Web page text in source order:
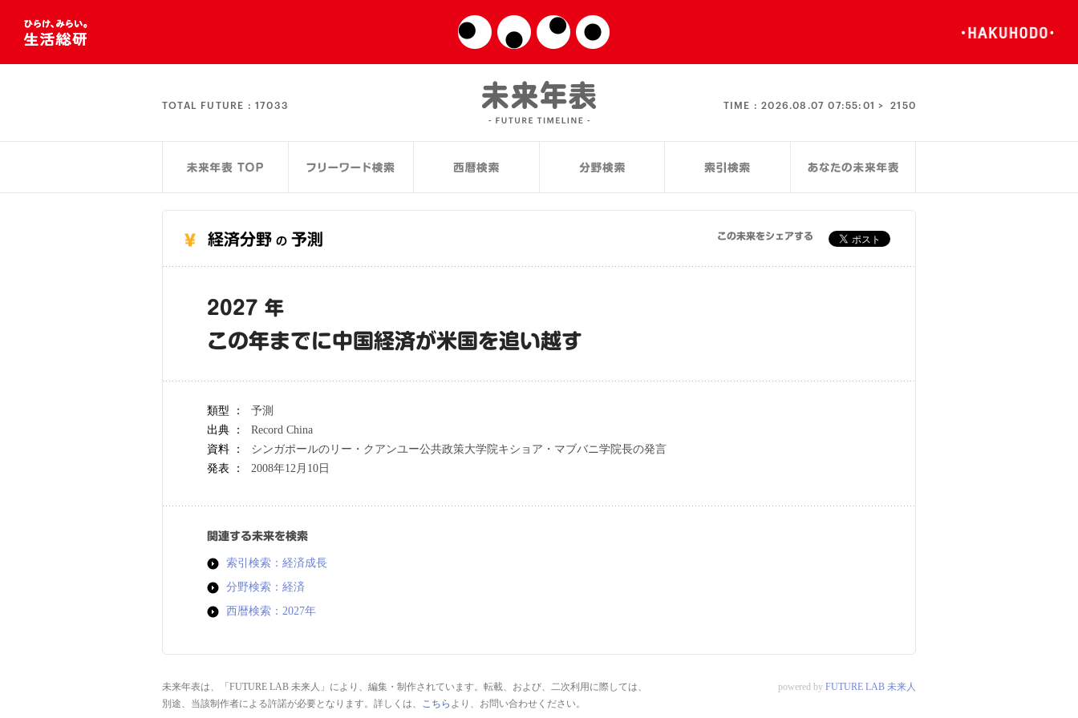
TOTAL FUTURE : 17033 TIME :2026.08.07 07:55:01 > 2150
経済分野 の 予測 この未来をシェアする
2027 年
この年までに中国経済が米国を追い越す
類型 ：
予測
出典 ：
Record China
資料 ：
シンガポールのリー・クアンユー公共政策大学院キショア・マブバニ学院長の発言
発表 ：
2008年12月10日
関連する未来を検索
索引検索：経済成長
分野検索：経済
西暦検索：2027年
未来年表は、「FUTURE LAB 未来人」により、編集・制作されています。転載、および、二次利用に際しては、
別途、当該制作者による許諾が必要となります。詳しくは、 こちら より、お問い合わせください。
powered by FUTURE LAB 未来人